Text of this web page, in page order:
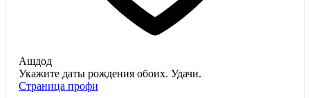
Ашдод
Укажите даты рождения обоих. Удачи.
Страница профи